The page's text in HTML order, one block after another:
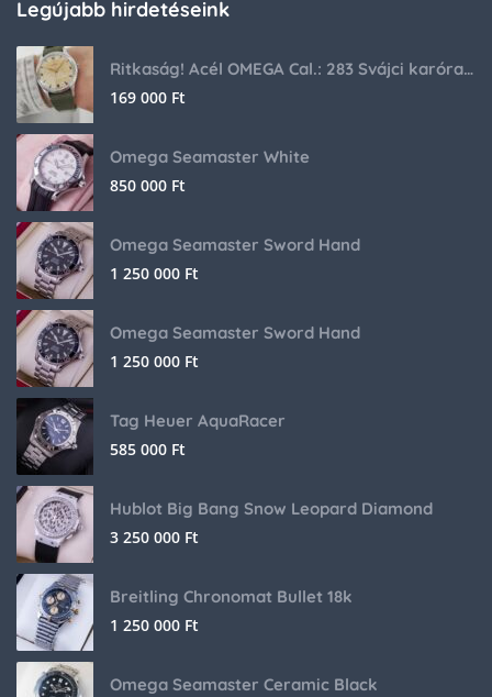
Legújabb hirdetéseink
Ritkaság! Acél OMEGA Cal.: 283 Svájci karóra 1953-ból!
169 000 Ft
Omega Seamaster White
850 000 Ft
Omega Seamaster Sword Hand
1 250 000 Ft
Omega Seamaster Sword Hand
1 250 000 Ft
Tag Heuer AquaRacer
585 000 Ft
Hublot Big Bang Snow Leopard Diamond
3 250 000 Ft
Breitling Chronomat Bullet 18k
1 250 000 Ft
Omega Seamaster Ceramic Black